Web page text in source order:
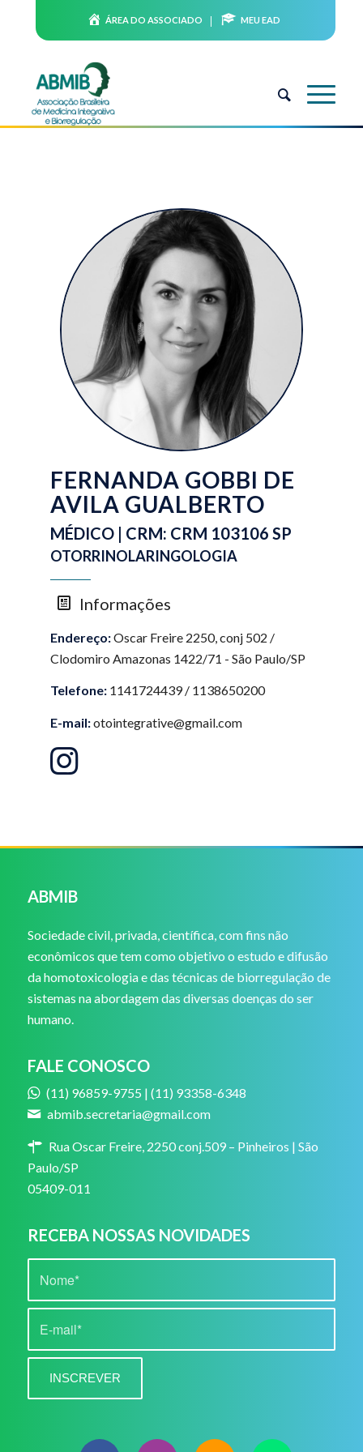
ÁREA DO ASSOCIADO MEU EAD
FERNANDA GOBBI DE
AVILA GUALBERTO
MÉDICO | CRM: CRM 103106 SP
OTORRINOLARINGOLOGIA
Informações
Endereço:Oscar Freire 2250, conj 502 /
Clodomiro Amazonas 1422/71 - São Paulo/SP
Telefone: 1141724439 / 1138650200
E-mail:otointegrative@gmail.com
ABMIB
Sociedade civil, privada, científica, com fins não
econômicos que tem como objetivo o estudo e difusão
da homotoxicologia e das técnicas de biorregulação de
sistemas na abordagem das diversas doenças do ser
humano.
FALE CONOSCO
(11) 96859-9755 | (11) 93358-6348
abmib.secretaria@gmail.com
Rua Oscar Freire, 2250 conj.509 – Pinheiros | São
Paulo/SP
05409-011
RECEBA NOSSAS NOVIDADES